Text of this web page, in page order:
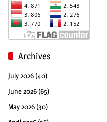
Archives
July 2026 (40)
June 2026 (65)
May 2026 (30)